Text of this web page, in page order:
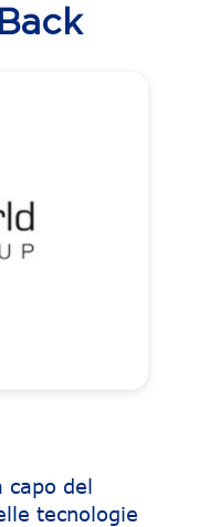
capo del
tecnologie